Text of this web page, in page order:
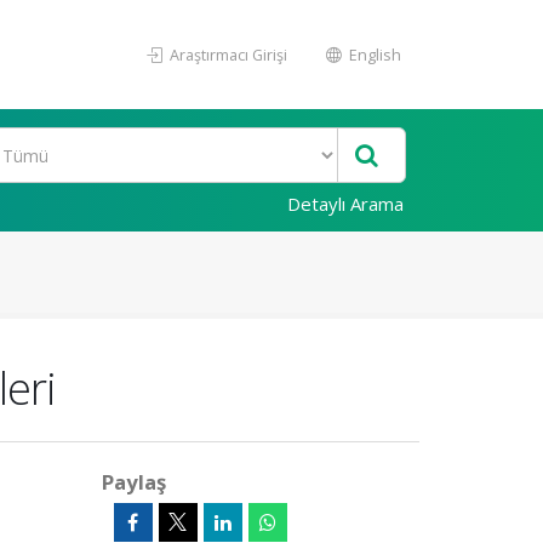
Araştırmacı Girişi English
Detaylı Arama
Paylaş